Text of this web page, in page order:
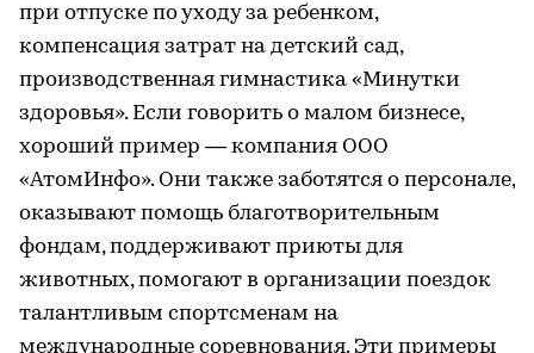
при отпуске по уходу за ребенком,
компенсация затрат на детский сад,
производственная гимнастика «Минутки
здоровья». Если говорить о малом бизнесе,
хороший пример — компания ООО
«АтомИнфо». Они также заботятся о персонале,
оказывают помощь благотворительным
фондам, поддерживают приюты для
животных, помогают в организации поездок
талантливым спортсменам на
международные соревнования. Эти примеры